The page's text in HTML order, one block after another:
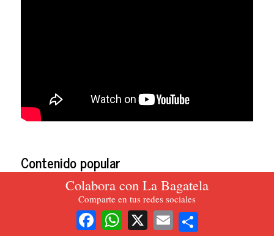
Colabora con La Bagatela
Comparte en tus redes sociales
FacebookWhatsApp
X Email
Contenido popular
Editorial. El Pacto Histórico, por la unidad y el cambio: gran
Editorial. La criminal demora de la vacunación en Colombia